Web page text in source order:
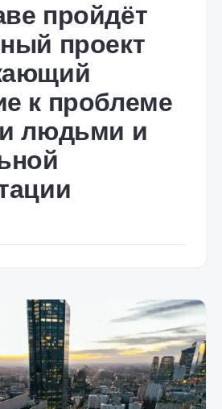
пройдёт
проект
к проблеме
людьми и